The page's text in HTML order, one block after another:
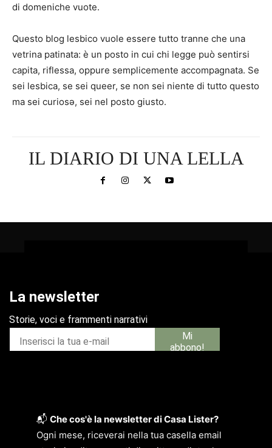
di domeniche vuote.
Questo blog lesbico vuole essere tutto tranne che una
vetrina patinata: è un posto in cui chi legge può sentirsi
capita, riflessa, oppure semplicemente accompagnata. Se
sei lesbica, se sei queer, se non sei niente di tutto questo
ma sei curiosə, sei nel posto giusto.
IL DIARIO DI UNA LELLA
📬 Che cos'è la newsletter di Casa Lister?
Ogni mese, riceverai nella tua casella email